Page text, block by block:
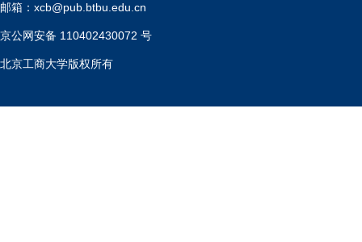
邮箱：xcb@pub.btbu.edu.cn
京公网安备 110402430072 号
北京工商大学版权所有